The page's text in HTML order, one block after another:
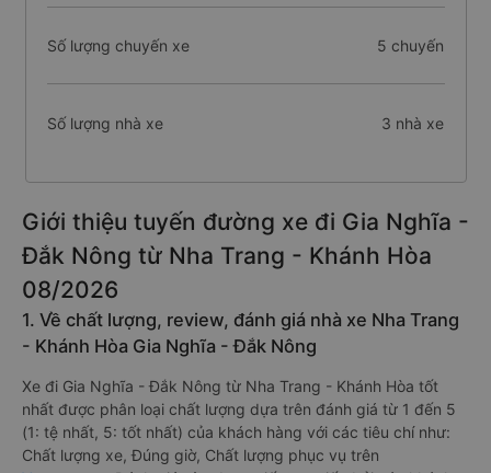
Số lượng chuyến xe 5 chuyến
Số lượng nhà xe 3 nhà xe
Giới thiệu tuyến đường xe đi Gia Nghĩa -
Đắk Nông từ Nha Trang - Khánh Hòa
08/2026
1. Về chất lượng, review, đánh giá nhà xe Nha Trang
- Khánh Hòa Gia Nghĩa - Đắk Nông
Xe đi Gia Nghĩa - Đắk Nông từ Nha Trang - Khánh Hòa tốt
nhất được phân loại chất lượng dựa trên đánh giá từ 1 đến 5
(1: tệ nhất, 5: tốt nhất) của khách hàng với các tiêu chí như:
Chất lượng xe, Đúng giờ, Chất lượng phục vụ trên